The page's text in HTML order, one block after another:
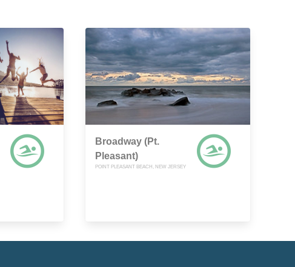
Broadway (Pt.
Pleasant)
POINT PLEASANT BEACH, NEW JERSEY